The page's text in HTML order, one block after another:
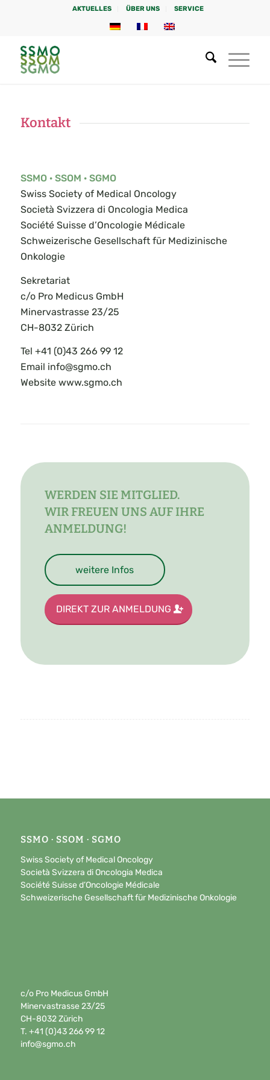
AKTUELLES ÜBER UNS SERVICE
Kontakt
SSMO · SSOM · SGMO
Swiss Society of Medical Oncology
Società Svizzera di Oncologia Medica
Société Suisse d’Oncologie Médicale
Schweizerische Gesellschaft für Medizinische
Onkologie
Sekretariat
c/o Pro Medicus GmbH
Minervastrasse 23/25
CH-8032 Zürich
Tel +41 (0)43 266 99 12
Email info@sgmo.ch
Website www.sgmo.ch
WERDEN SIE MITGLIED.
WIR FREUEN UNS AUF IHRE
ANMELDUNG!
weitere Infos
DIREKT ZUR ANMELDUNG
SSMO · SSOM · SGMO
Swiss Society of Medical Oncology
Società Svizzera di Oncologia Medica
Société Suisse d’Oncologie Médicale
Schweizerische Gesellschaft für Medizinische Onkologie
c/o Pro Medicus GmbH
Minervastrasse 23/25
CH-8032 Zürich
T. +41 (0)43 266 99 12
info@sgmo.ch